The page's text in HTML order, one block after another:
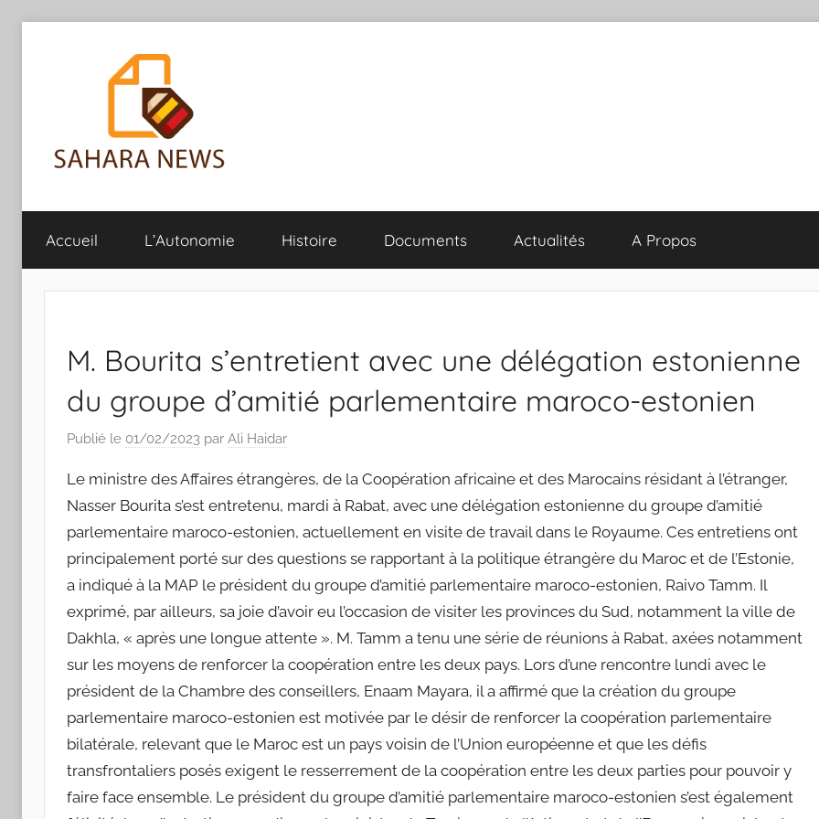
Sahara
News
l'info
sur
Accueil L’Autonomie Histoire Documents Actualités A Propos
M. Bourita s’entretient avec une délégation estonienne
du groupe d’amitié parlementaire maroco-estonien
Publié le 01/02/2023 par Ali Haidar
Le ministre des Affaires étrangères, de la Coopération africaine et des Marocains résidant à l’étranger,
Nasser Bourita s’est entretenu, mardi à Rabat, avec une délégation estonienne du groupe d’amitié
parlementaire maroco-estonien, actuellement en visite de travail dans le Royaume. Ces entretiens ont
principalement porté sur des questions se rapportant à la politique étrangère du Maroc et de l’Estonie,
a indiqué à la MAP le président du groupe d’amitié parlementaire maroco-estonien, Raivo Tamm. Il
exprimé, par ailleurs, sa joie d’avoir eu l’occasion de visiter les provinces du Sud, notamment la ville de
Dakhla, « après une longue attente ». M. Tamm a tenu une série de réunions à Rabat, axées notamment
sur les moyens de renforcer la coopération entre les deux pays. Lors d’une rencontre lundi avec le
président de la Chambre des conseillers, Enaam Mayara, il a affirmé que la création du groupe
parlementaire maroco-estonien est motivée par le désir de renforcer la coopération parlementaire
bilatérale, relevant que le Maroc est un pays voisin de l’Union européenne et que les défis
transfrontaliers posés exigent le resserrement de la coopération entre les deux parties pour pouvoir y
faire face ensemble. Le président du groupe d’amitié parlementaire maroco-estonien s’est également